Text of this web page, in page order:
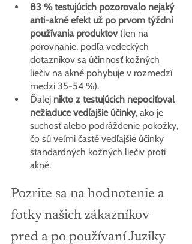
83 % testujúcich pozorovalo nejaký
anti-akné efekt už po prvom týždni
používania produktov (len na
porovnanie, podľa vedeckých
dotazníkov sa účinnosť kožných
liečiv na akné pohybuje v rozmedzí
medzi 35-54 %).
Ďalej nikto z testujúcich nepociťoval
nežiaduce vedľajšie účinky, ako je
suchosť alebo podráždenie pokožky,
čo sú veľmi časté vedľajšie účinky
štandardných kožných liečiv proti
akné.
Pozrite sa na hodnotenie a
fotky našich zákazníkov
pred a po používaní Juziky